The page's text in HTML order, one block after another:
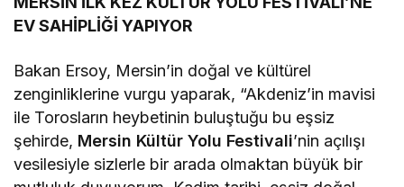
EV SAHİPLİĞİ YAPIYOR
Bakan Ersoy, Mersin’in doğal ve kültürel
zenginliklerine vurgu yaparak, “Akdeniz’in mavisi
ile Torosların heybetinin buluştuğu bu eşsiz
şehirde, Mersin Kültür Yolu Festivali’nin açılışı
vesilesiyle sizlerle bir arada olmaktan büyük bir